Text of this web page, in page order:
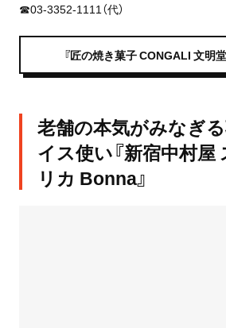
☎03-3352-1111（代）
『匠の焼き菓子 CONGALI 文明
老舗の本気がみなぎ
イス使い『新宿中村
リカ Bonna』